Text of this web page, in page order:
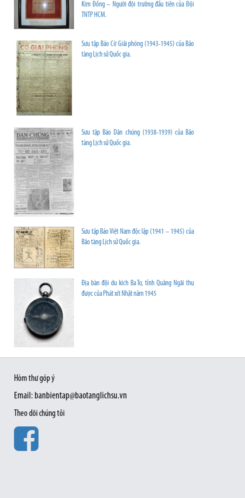
Kim Đồng – Người đội trưởng đầu tiên của Đội
TNTP HCM.
Sưu tập Báo Cờ Giải phóng (1943-1945) của Bảo
tàng Lịch sử Quốc gia.
Sưu tập Báo Dân chúng (1938-1939) của Bảo
tàng Lịch sử Quốc gia.
Sưu tập Báo Việt Nam độc lập (1941 – 1945) của
Bảo tàng Lịch sử Quốc gia.
Địa bàn đội du kích Ba Tơ, tỉnh Quảng Ngãi thu
được của Phát xít Nhật năm 1945
Hòm thư góp ý
Email: banbientap@baotanglichsu.vn
Theo dõi chúng tôi